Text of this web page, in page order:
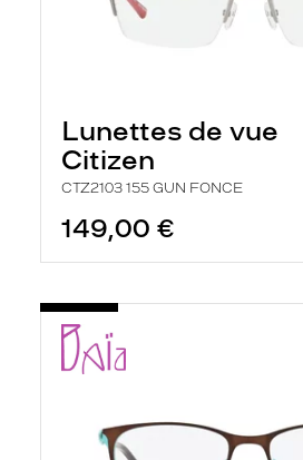
Lunettes de vue
Citizen
CTZ2103 155 GUN FONCE
149,00 €